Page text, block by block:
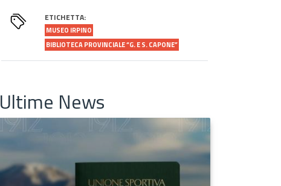
ETICHETTA:
MUSEO IRPINO
BIBLIOTECA PROVINCIALE “G. E S. CAPONE”
Ultime News